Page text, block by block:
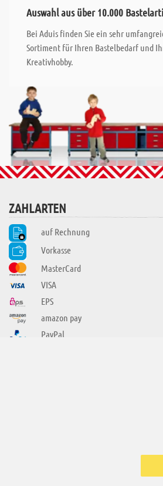
Auswahl aus über 10.000
Bei Aduis finden Sie ein sehr
Sortiment für Ihren Bastelbedarf und
Kreativhobby.
ZAHLARTEN
auf Rechnung
Vorkasse
MasterCard
VISA
EPS
amazon pay
PayPal